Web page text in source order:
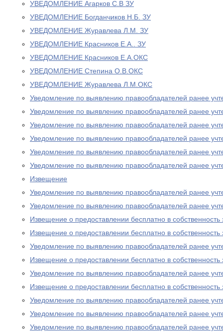
УВЕДОМЛЕНИЕ Агарков С.В ЗУ
УВЕДОМЛЕНИЕ Богданчиков Н.Б. ЗУ
УВЕДОМЛЕНИЕ Журавлева Л.М. ЗУ
УВЕДОМЛЕНИЕ Красников Е.А.. ЗУ
УВЕДОМЛЕНИЕ Красников Е.А.ОКС
УВЕДОМЛЕНИЕ Степина О.В.ОКС
УВЕДОМЛЕНИЕ Журавлева Л.М.ОКС
Уведомление по выявлению правообладателей ранее
Уведомление по выявлению правообладателей ранее
Уведомление по выявлению правообладателей ранее
Уведомление по выявлению правообладателей ранее
Уведомление по выявлению правообладателей ранее
Уведомление по выявлению правообладателей ранее
Извещение
Уведомление по выявлению правообладателей ранее
Уведомление по выявлению правообладателей ранее
Извещение о предоставлении бесплатно в собственность
Извещение о предоставлении бесплатно в собственность
Уведомление по выявлению правообладателей ранее
Извещение о предоставлении бесплатно в собственность
Уведомление по выявлению правообладателей ранее
Извещение о предоставлении бесплатно в собственность
Уведомление по выявлению правообладателей ранее
Уведомление по выявлению правообладателей ранее
Уведомление по выявлению правообладателей ранее